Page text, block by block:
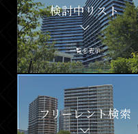
検討中リスト
一覧を表示
フリーレント検索